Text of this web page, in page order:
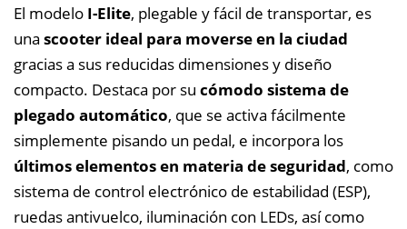
El modelo I-Elite, plegable y fácil de transportar, es
una scooter ideal para moverse en la ciudad
gracias a sus reducidas dimensiones y diseño
compacto. Destaca por su cómodo sistema de
plegado automático, que se activa fácilmente
simplemente pisando un pedal, e incorpora los
últimos elementos en materia de seguridad, como
sistema de control electrónico de estabilidad (ESP),
ruedas antivuelco, iluminación con LEDs, así como